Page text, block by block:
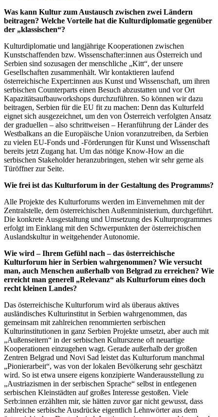
Was kann Kultur zum Austausch zwischen zwei Ländern
beitragen? Welche Vorteile hat die Kulturdiplomatie gegenüber
der „klassischen“?
Kulturdiplomatie und langjährige Kooperationen zwischen
Kunstschaffenden bzw. Wissenschafter:innen aus Österreich und
Serbien sind sozusagen der menschliche „Kitt“, der unsere
Gesellschaften zusammenhält. Wir kontaktieren laufend
österreichische Expert:innen aus Kunst und Wissenschaft, um ihren
serbischen Counterparts einen Besuch abzustatten und vor Ort
Kapazitätsaufbauworkshops durchzuführen. So können wir dazu
beitragen, Serbien für die EU fit zu machen: Denn das Kulturfeld
eignet sich ausgezeichnet, um den von Österreich verfolgten Ansatz
der graduellen – also schrittweisen – Heranführung der Länder des
Westbalkans an die Europäische Union voranzutreiben, da Serbien
zu vielen EU-Fonds und -Förderungen für Kunst und Wissenschaft
bereits jetzt Zugang hat. Um das nötige Know-How an die
serbischen Stakeholder heranzubringen, stehen wir sehr gerne als
Türöffner zur Seite.
Wie frei ist das Kulturforum in der Gestaltung des Programms?
Alle Projekte des Kulturforums werden im Einvernehmen mit der
Zentralstelle, dem österreichischen Außenministerium, durchgeführt.
Die konkrete Ausgestaltung und Umsetzung des Kulturprogrammes
erfolgt im Einklang mit den Schwerpunkten der österreichischen
Auslandskultur in weitgehender Autonomie.
Wie wird – Ihrem Gefühl nach – das österreichische
Kulturforum hier in Serbien wahrgenommen? Wie versucht
man, auch Menschen außerhalb von Belgrad zu erreichen? Wie
erreicht man generell „Relevanz“ als Kulturforum eines doch
recht kleinen Landes?
Das österreichische Kulturforum wird als überaus aktives
ausländisches Kulturinstitut in Serbien wahrgenommen, das
gemeinsam mit zahlreichen renommierten serbischen
Kulturinstitutionen in ganz Serbien Projekte umsetzt, aber auch mit
„Außenseitern“ in der serbischen Kulturszene oft neuartige
Kooperationen einzugehen wagt. Gerade außerhalb der großen
Zentren Belgrad und Novi Sad leistet das Kulturforum manchmal
„Pionierarbeit“, was von der lokalen Bevölkerung sehr geschätzt
wird. So ist etwa unsere eigens konzipierte Wanderausstellung zu
„Austriazismen in der serbischen Sprache“ selbst in entlegenen
serbischen Kleinstädten auf großes Interesse gestoßen. Viele
Serb:innen erzählten mir, sie hätten zuvor gar nicht gewusst, dass
zahlreiche serbische Ausdrücke eigentlich Lehnwörter aus dem